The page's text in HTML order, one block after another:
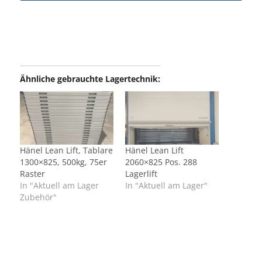
Ähnliche gebrauchte Lagertechnik:
Hänel Lean Lift, Tablare
1300×825, 500kg, 75er
Raster
In "Aktuell am Lager
Zubehör"
Hänel Lean Lift
2060×825 Pos. 288
Lagerlift
In "Aktuell am Lager"